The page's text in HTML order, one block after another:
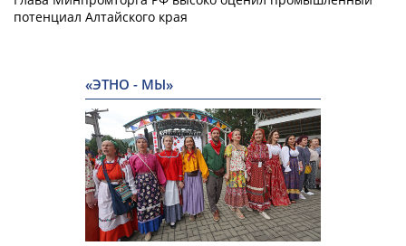
потенциал Алтайского края
«ЭТНО - МЫ»